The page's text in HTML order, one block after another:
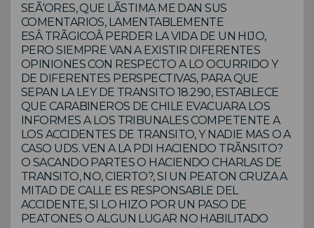
SEÃ‘ORES, QUE LÃSTIMA ME DAN SUS
COMENTARIOS, LAMENTABLEMENTE
ESÂ TRÃGICOÂ PERDER LA VIDA DE UN HIJO,
PERO SIEMPRE VAN A EXISTIR DIFERENTES
OPINIONES CON RESPECTO A LO OCURRIDO Y
DE DIFERENTES PERSPECTIVAS, PARA QUE
SEPAN LA LEY DE TRANSITO 18.290, ESTABLECE
QUE CARABINEROS DE CHILE EVACUARA LOS
INFORMES A LOS TRIBUNALES COMPETENTE A
LOS ACCIDENTES DE TRANSITO, Y NADIE MAS O A
CASO UDS. VEN A LA PDI HACIENDO TRÃNSITO?
O SACANDO PARTES O HACIENDO CHARLAS DE
TRANSITO, NO, CIERTO?, SI UN PEATON CRUZA A
MITAD DE CALLE ES RESPONSABLE DEL
ACCIDENTE, SI LO HIZO POR UN PASO DE
PEATONES O ALGUN LUGAR NO HABILITADO